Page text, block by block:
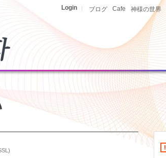
ブログ Cafe 神様の世界
Login |